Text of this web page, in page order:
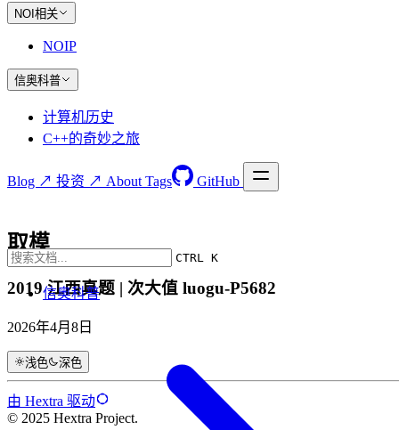
NOI相关
NOIP
信奥科普
计算机历史
C++的奇妙之旅
Blog ↗ 投资 ↗ About Tags GitHub
CTRL K
信奥科普
取模
2019 江西真题 | 次大值 luogu-P5682
2026年4月8日
浅色 深色
由 Hextra 驱动
© 2025 Hextra Project.